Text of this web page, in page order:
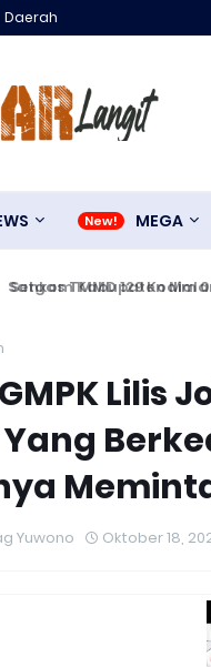
Daerah
MEGA
Senkom Kabupaten
Lilis
Yuwono Oktober 18,